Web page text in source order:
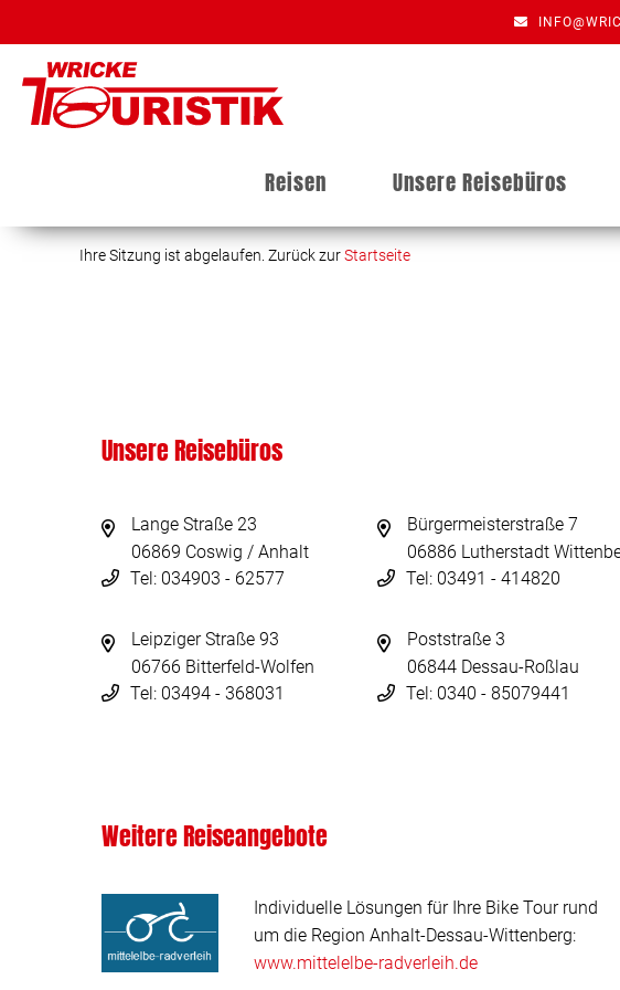
Reisen Unsere Reisebüros
Ihre Sitzung ist abgelaufen. Zurück zurStartseite
Unsere Reisebüros
Lange Straße 23
06869 Coswig / Anhalt
Tel: 034903 - 62577
Bürgermeisterstraße 7
06886 Lutherstadt
Tel: 03491 - 414820
Leipziger Straße 93
06766 Bitterfeld-Wolfen
Tel: 03494 - 368031
Poststraße 3
06844 Dessau-Roßlau
Tel: 0340 - 85079441
Weitere Reiseangebote
Individuelle Lösungen für Ihre Bike Tour rund
um die Region Anhalt-Dessau-Wittenberg:
www.mittelelbe-radverleih.de